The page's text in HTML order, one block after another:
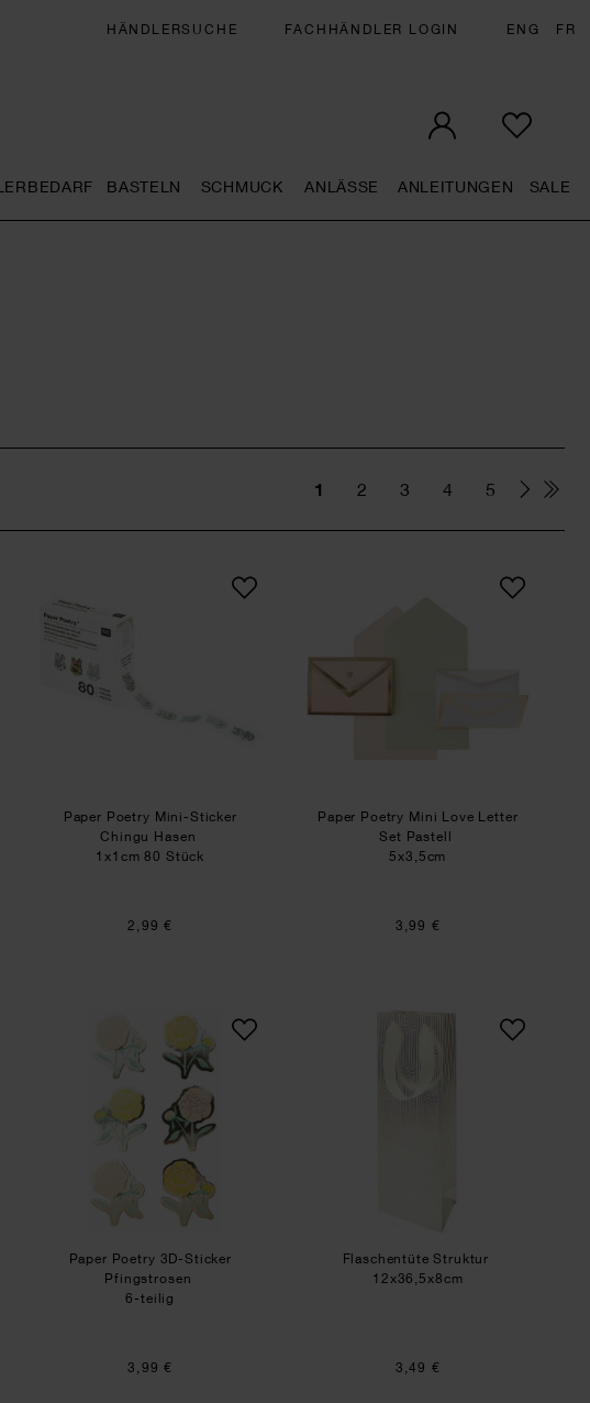
HÄNDLERSUCHE FACHHÄNDLER LOGIN ENG FR
BASTELN SCHMUCK ANLÄSSE ANLEITUNGEN SALE
1 2 3 4 5
Paper Poetry Mini-Sticker
Chingu Hasen
1x1cm 80 Stück
2,99 €
Paper Poetry Mini Love Letter
Set Pastell
5x3,5cm
3,99 €
Paper Poetry 3D-Sticker Pfingstrosen
Paper Poetry 3D-Sticker
Pfingstrosen
6-teilig
3,99 €
Flaschentüte Struktur
Flaschentüte Struktur
12x36,5x8cm
3,49 €